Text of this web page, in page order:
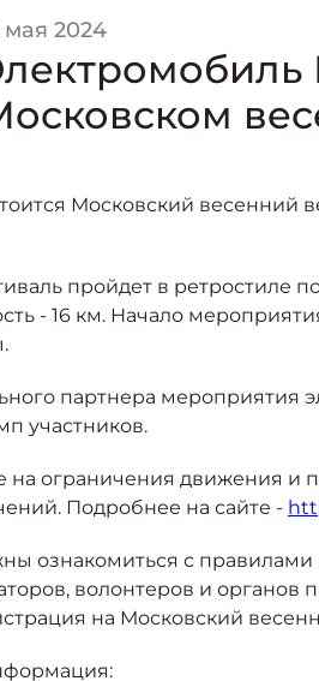
мая 2024
Московский весенний
пройдет в ретростиле
- 16 км. Начало
партнера мероприятия
участников.
ограничения движения и
Подробнее на сайте -
ознакомиться с
волонтеров и
на Московский